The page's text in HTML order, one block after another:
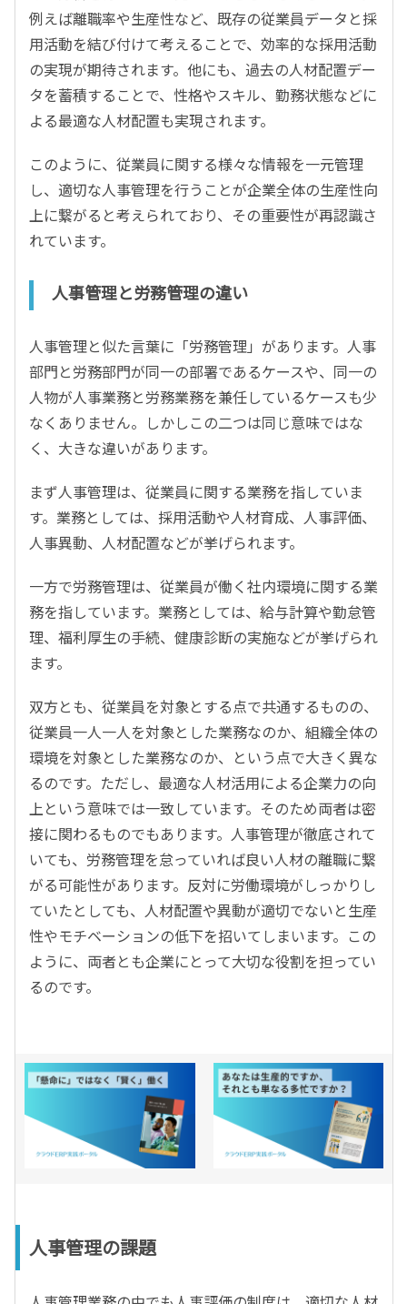
例えば離職率や生産性など、既存の従業員データと採
用活動を結び付けて考えることで、効率的な採用活動
の実現が期待されます。他にも、過去の人材配置デー
タを蓄積することで、性格やスキル、勤務状態などに
よる最適な人材配置も実現されます。
このように、従業員に関する様々な情報を一元管理
し、適切な人事管理を行うことが企業全体の生産性向
上に繋がると考えられており、その重要性が再認識さ
れています。
人事管理と労務管理の違い
人事管理と似た言葉に「労務管理」があります。人事
部門と労務部門が同一の部署であるケースや、同一の
人物が人事業務と労務業務を兼任しているケースも少
なくありません。しかしこの二つは同じ意味ではな
く、大きな違いがあります。
まず人事管理は、従業員に関する業務を指していま
す。業務としては、採用活動や人材育成、人事評価、
人事異動、人材配置などが挙げられます。
一方で労務管理は、従業員が働く社内環境に関する業
務を指しています。業務としては、給与計算や勤怠管
理、福利厚生の手続、健康診断の実施などが挙げられ
ます。
双方とも、従業員を対象とする点で共通するものの、
従業員一人一人を対象とした業務なのか、組織全体の
環境を対象とした業務なのか、という点で大きく異な
るのです。ただし、最適な人材活用による企業力の向
上という意味では一致しています。そのため両者は密
接に関わるものでもあります。人事管理が徹底されて
いても、労務管理を怠っていれば良い人材の離職に繋
がる可能性があります。反対に労働環境がしっかりし
ていたとしても、人材配置や異動が適切でないと生産
性やモチベーションの低下を招いてしまいます。この
ように、両者とも企業にとって大切な役割を担ってい
るのです。
人事管理の課題